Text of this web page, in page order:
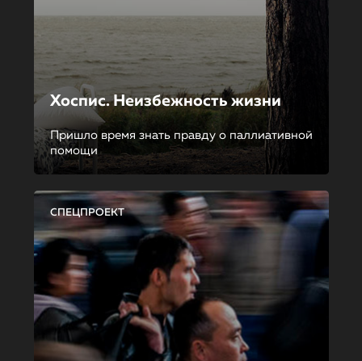
Хоспис. Неизбежность жизни
Пришло время знать правду о паллиативной
помощи
СПЕЦПРОЕКТ